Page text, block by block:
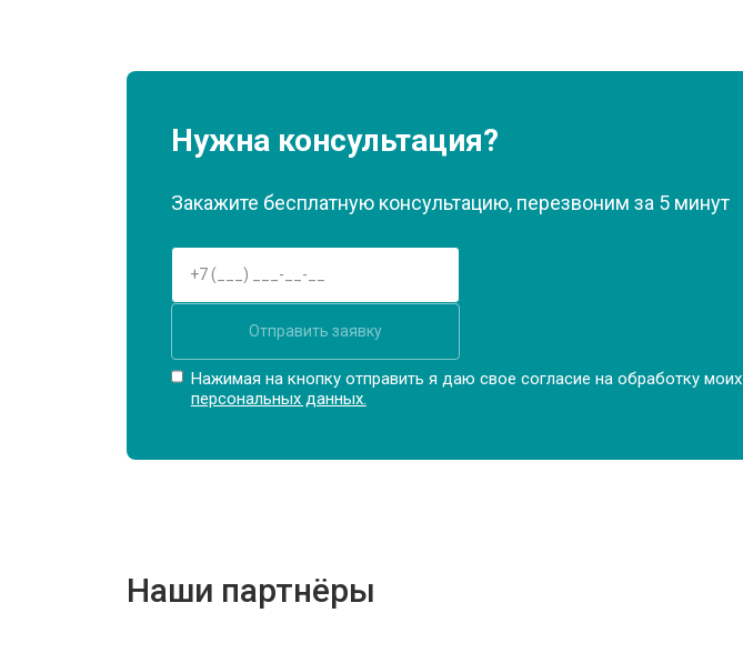
Нужна консультация?
Закажите бесплатную консультацию, перезвоним за 5 минут
Отправить заявку
Нажимая на кнопку отправить я даю свое согласие на обработку моих
персональных данных.
Наши партнёры